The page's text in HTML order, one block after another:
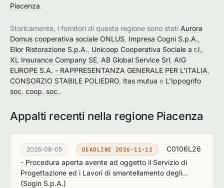
Piacenza.
Storicamente, i fornitori di questa regione sono stati Aurora
Domus cooperativa sociale ONLUS Impresa Cogni S.p.A.
Elior Ristorazione S.p.A. Unicoop Cooperativa Sociale a r.l.
XL Insurance Company SE AB Global Service Srl AIG
EUROPE S.A. - RAPPRESENTANZA GENERALE PER L'ITALIA
CONSORZIO STABILE POLIEDRO Itas mutua e L'Ippogrifo
soc. coop. soc..
Appalti recenti nella regione Piacenza
2026-08-05 DEADLINE 2026-11-12
C0106L26
- Procedura aperta avente ad oggetto il Servizio di
Progettazione ed i Lavori di smantellamento degli...
(Sogin S.p.A.)